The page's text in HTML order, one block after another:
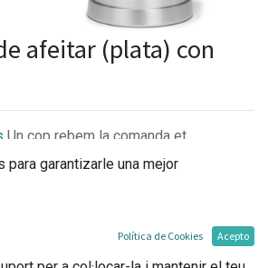
afeitar (plata) con
Un cop rebem la comanda et
i els terminis per l'entrega.
maquineta transformarà el teu ritual
garantizarle una mejor
Política de Cookies Acepto